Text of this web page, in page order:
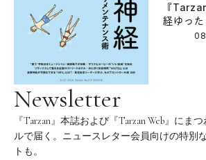
『
経ゆった
Newsletter
『Tarzan』本誌および『Tarzan Web』にま
ルで届く。ニュースレター会員向けの特別
トも。